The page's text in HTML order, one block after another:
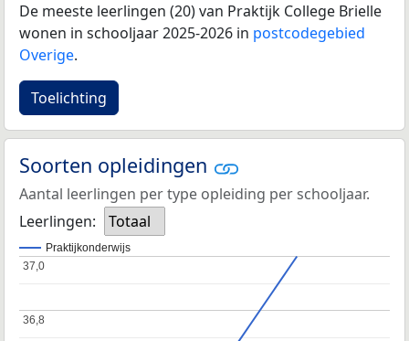
De meeste leerlingen (20) van Praktijk College Brielle
wonen in schooljaar 2025-2026 in postcodegebied
Overige.
Toelichting
Soorten opleidingen
Aantal leerlingen per type opleiding per schooljaar.
Leerlingen:
Totaal
Praktijkonderwijs
36,8
36,8
37,0
37,0